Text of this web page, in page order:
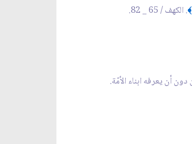
﴾. الكهف / 65 _ 82.
أن يعرفه ابناء الأمّة.